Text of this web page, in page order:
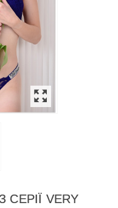
СЕРІЇ VERY